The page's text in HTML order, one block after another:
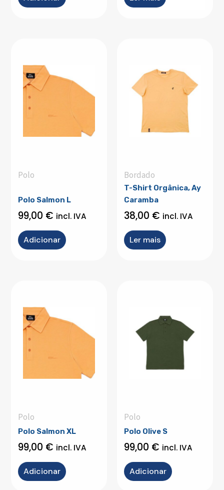
Polo
Polo Salmon L
99,00 € incl. IVA
Adicionar
Bordado
T-Shirt Orgânica, Ay
Caramba
38,00 € incl. IVA
Ler mais
Polo
Polo Salmon XL
99,00 € incl. IVA
Adicionar
Polo
Polo Olive S
99,00 € incl. IVA
Adicionar